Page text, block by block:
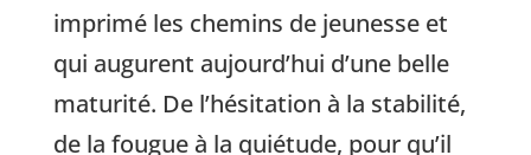
imprimé les chemins de jeunesse et
qui augurent aujourd’hui d’une belle
maturité. De l’hésitation à la stabilité,
de la fougue à la quiétude, pour qu’il